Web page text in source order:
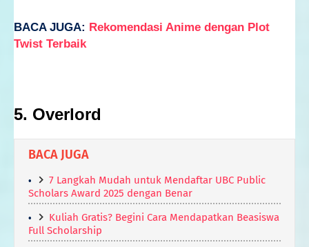
BACA JUGA: Rekomendasi Anime dengan Plot
Twist Terbaik
5. Overlord
BACA JUGA
7 Langkah Mudah untuk Mendaftar UBC Public
Scholars Award 2025 dengan Benar
Kuliah Gratis? Begini Cara Mendapatkan Beasiswa
Full Scholarship